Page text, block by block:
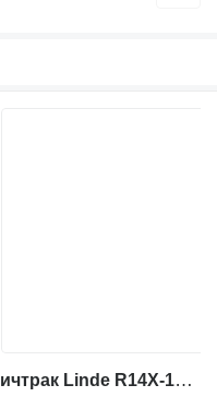
116-03/115-12/1120 493306 за ричтрак Linde R14X-17X/R17XHD-03